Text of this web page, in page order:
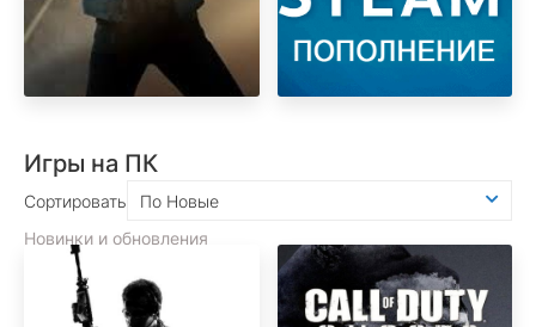
007 First Light
АВТОМАТИЧЕСКОЕ
ПОПОЛНЕНИЕ БАЛАНСА
STEAM STEAM РФ-КЗ-UA-
Игры на ПК
Новинки и обновления
Сортировать По Новые